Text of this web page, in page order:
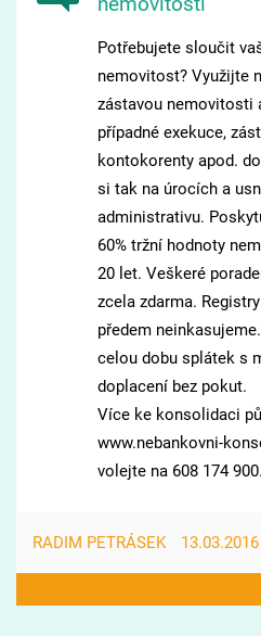
Potřebujete sloučit
nemovitost? Využijte
zástavou nemovitosti
případné exekuce,
kontokorenty apod.
si tak na úrocích a
administrativu.
60% tržní hodnoty
20 let. Veškeré
zcela zdarma.
předem
celou dobu splátek s
doplacení bez pokut.
Více ke konsolidaci
www.nebankovni-
volejte na 608 174 900.
RADIM PETRÁSEK 13.03.2016